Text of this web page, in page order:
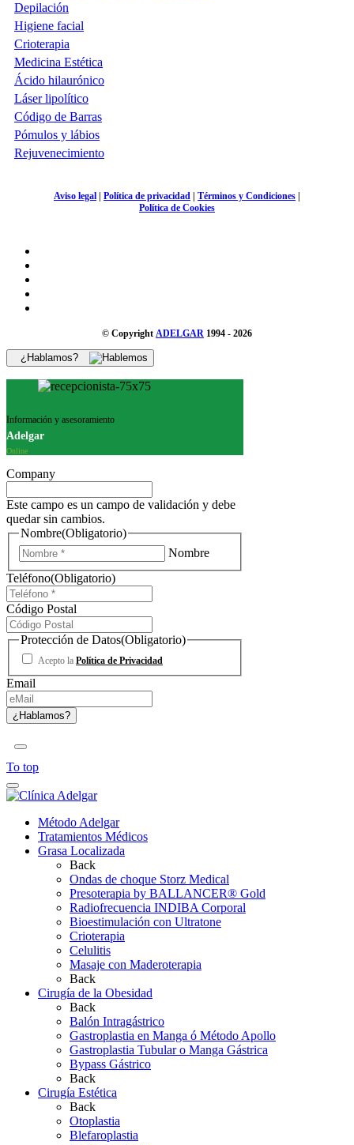
Depilación
Higiene facial
Crioterapia
Medicina Estética
Ácido hilaurónico
Láser lipolítico
Código de Barras
Pómulos y lábios
Rejuvenecimiento
Aviso legal Política de privacidad Términos y Condiciones
Política de Cookies
© Copyright ADELGAR 1994 - 2026
¿Hablamos?
Información y asesoramiento
Adelgar
Online
Company
Este campo es un campo de validación y debe
quedar sin cambios.
Nombre(Obligatorio)
Nombre
Teléfono(Obligatorio)
Código Postal
Protección de Datos(Obligatorio)
Acepto la Política de Privacidad
Email
To top
Método Adelgar
Tratamientos Médicos
Grasa Localizada
Back
Ondas de choque Storz Medical
Presoterapia by BALLANCER® Gold
Radiofrecuencia INDIBA Corporal
Bioestimulación con Ultratone
Crioterapia
Celulitis
Masaje con Maderoterapia
Back
Cirugía de la Obesidad
Back
Balón Intragástrico
Gastroplastia en Manga ó Método Apollo
Gastroplastia Tubular o Manga Gástrica
Bypass Gástrico
Back
Cirugía Estética
Back
Otoplastia
Blefaroplastia